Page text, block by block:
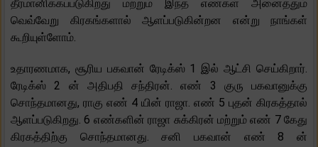
தீர்மானிக்கப்படுகிறது மற்றும் இந்த எண்கள் அனைத்தும்
வெவ்வேறு கிரகங்களால் ஆளப்படுகின்றன என்று நாங்கள்
கூறியுள்ளோம்.
உதாரணமாக, சூரிய பகவான் ரேடிக்ஸ் 1 இல் ஆட்சி செய்கிறார்.
ரேடிக்ஸ் 2 ன் அதிபதி சந்திரன். எண் 3 குரு பகவானுக்கு
சொந்தமானது, ராகு எண் 4 யின் ராஜா. எண் 5 புதன் கிரகத்தால்
ஆளப்படுகிறது. 6 எண்களின் ராஜா சுக்கிரன் மற்றும் எண் 7 கேது
கிரகத்திற்கு சொந்தமானது. சனி பகவான் எண் 8 ன்